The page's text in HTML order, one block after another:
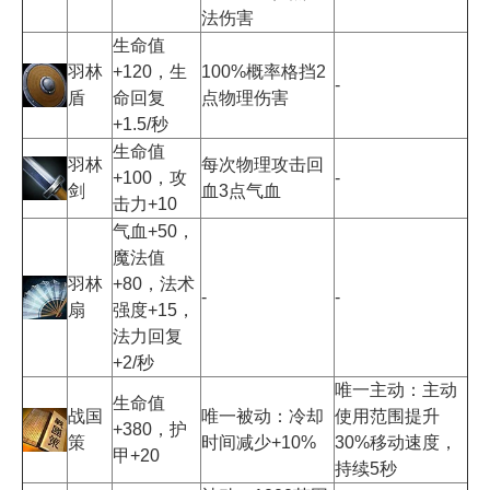
法伤害
羽林
盾
生命值
+120，生
命回复
+1.5/秒
100%概率格挡2
点物理伤害
-
羽林
剑
生命值
+100，攻
击力+10
每次物理攻击回
血3点气血
-
羽林
扇
气血+50，
魔法值
+80，法术
强度+15，
法力回复
+2/秒
- -
战国
策
生命值
+380，护
甲+20
唯一被动：冷却
时间减少+10%
唯一主动：主动
使用范围提升
30%移动速度，
持续5秒